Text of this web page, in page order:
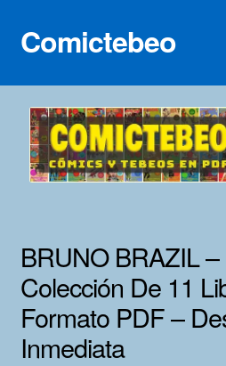
Ir
a
Ir
al
Comictebeo
Inicio
Categorías
Franco-Belga
Lotes 100
Adultos
BRUNO BRAZIL
Colección De 11
Formato PDF –
Inmediata